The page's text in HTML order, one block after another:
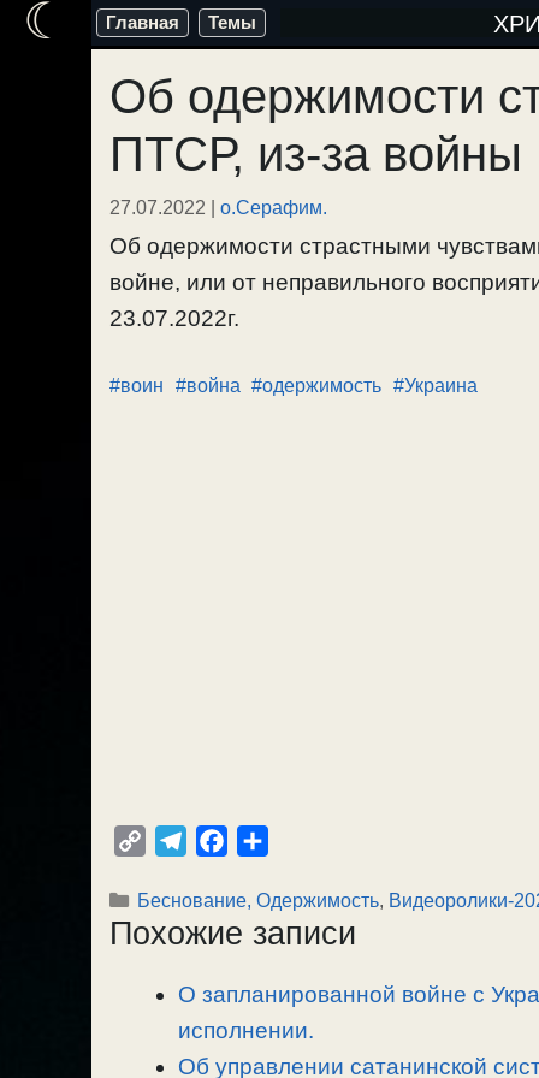
Перейти
содержимому
Главная Темы
Об одержимости
ПТСР, из-за войны
27.07.2022 | о.Серафим.
Об одержимости страстными
войне, или от неправильного
23.07.2022г.
#воин #война #одержимость #Украина
p
y
l
e
r
a
m
c
e
o
o
k
п
р
в
и
т
Рубрики
Беснование, Одержимость, Видеоролики-
Похожие записи
О запланированной войне с
исполнении.
Об управлении сатанинской
☾